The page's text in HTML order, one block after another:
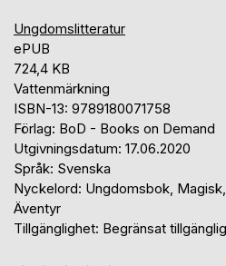
Ungdomslitteratur
ePUB
724,4 KB
Vattenmärkning
ISBN-13: 9789180071758
Förlag: BoD - Books on Demand
Utgivningsdatum: 17.06.2020
Språk: Svenska
Nyckelord: Ungdomsbok, Magisk,
Äventyr
Tillgänglighet: Begränsat tillgänglig